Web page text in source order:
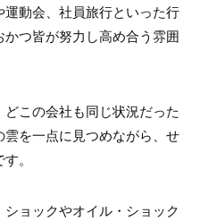
動会、社員旅行といった行
つ皆が努力し高め合う雰囲
この会社も同じ状況だった
を一点に見つめながら、せ
。
ョックやオイル・ショック